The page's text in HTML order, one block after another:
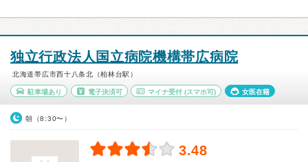
独立行政法人国立病院機構帯広病院
北海道帯広市西十八条北（柏林台駅）
駐車場あり 電子決済可 マイナ受付 (スマホ可) 女医在籍
朝（8:30〜）
3.48